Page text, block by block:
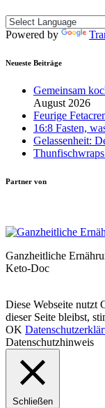
Powered by
Neueste Beiträge
Gemeinsam
August 2026
Feurige
16:8 Fasten,
Gelassenheit:
Partner von
Ganzheitliche
Keto-Doc
Diese Webseite nutzt
dieser Seite bleibst,
OK
Datenschutzhinweis
Schließen